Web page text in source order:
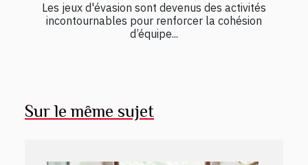
Les jeux d'évasion sont devenus des activités
incontournables pour renforcer la cohésion
d’équipe...
Sur le même sujet